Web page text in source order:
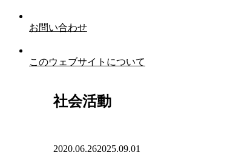
お問い合わせ
このウェブサイトについて
社会活動
2020.06.262025.09.01